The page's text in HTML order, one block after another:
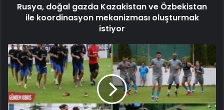
Rusya, doğal gazda Kazakistan ve Özbekistan
ile koordinasyon mekanizması oluşturmak
istiyor